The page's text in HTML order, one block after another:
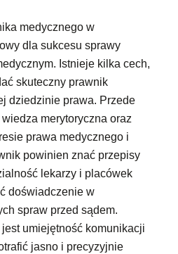
medycznego w
dla sukcesu sprawy
Istnieje kilka cech,
skuteczny prawnik
dziedzinie prawa. Przede
merytoryczna oraz
prawa medycznego i
powinien znać przepisy
lekarzy i placówek
doświadczenie w
spraw przed sądem.
umiejętność komunikacji
jasno i precyzyjnie